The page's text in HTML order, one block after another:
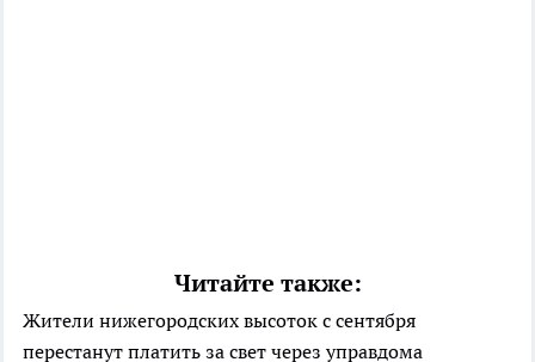
Читайте также:
Жители нижегородских высоток с сентября
перестанут платить за свет через управдома